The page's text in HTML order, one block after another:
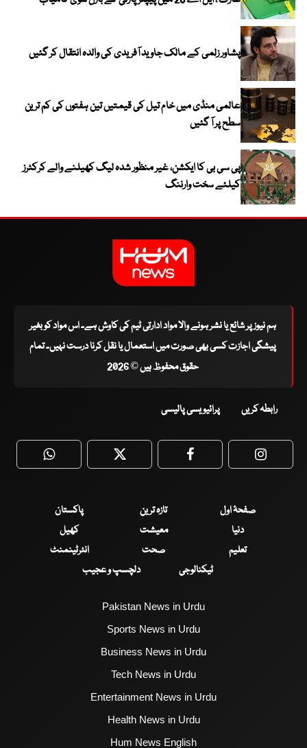
پشاور زلمی کے مالک جاوید آفریدی کی والدہ انتقال کر گئیں
عالمی منڈی میں خام تیل کی قیمتیں تین ہفتوں کی کم ترین
سطح پر آ گئیں
پی سی بی کا ایکشن، غیر منظور شدہ لیگ کھیلنے والے کرکٹرز
کیلئے سخت وارننگ
ہم نیوز پر شائع یا نشر ہونے والا مواد ادارتی ٹیم کی کاوش ہے۔ اس مواد کو بغیر
پیشگی اجازت کسی بھی صورت میں استعمال یا نقل کرنا درست نہیں۔ تمام
حقوق محفوظ ہیں © 2026
رابطہ کریں پرائیویسی پالیسی
WhatsApp Twitter Facebook
صفحۂ اول تازہ ترین
پاکستان
دنیا
معیشت
کھیل
تعلیم
صحت
انٹرٹینمنٹ
ٹیکنالوجی
دلچسپ و عجیب
Pakistan News in Urdu
Sports News in Urdu
Business News in Urdu
Tech News in Urdu
Entertainment News in Urdu
Health News in Urdu
Hum News English